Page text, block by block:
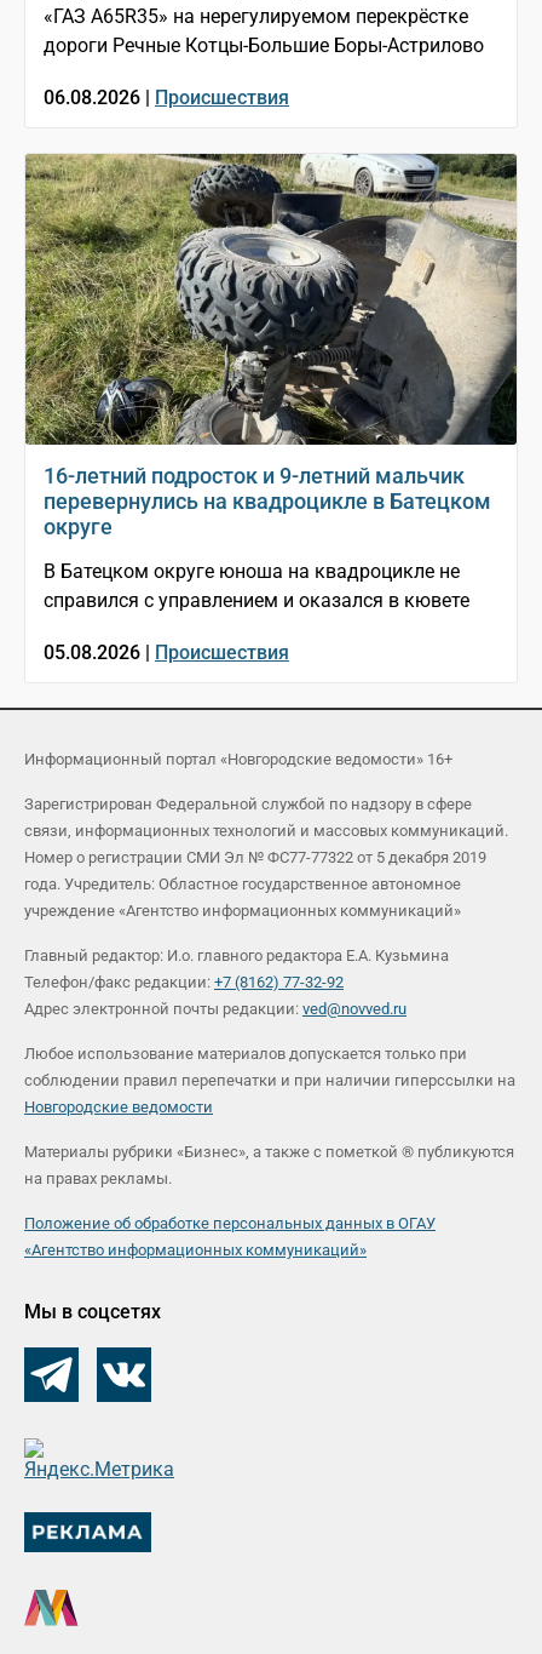
«ГАЗ A65R35» на нерегулируемом перекрёстке
дороги Речные Котцы-Большие Боры-Астрилово
06.08.2026 | Происшествия
16-летний подросток и 9-летний мальчик
перевернулись на квадроцикле в Батецком
округе
В Батецком округе юноша на квадроцикле не
справился с управлением и оказался в кювете
05.08.2026 | Происшествия
Информационный портал «Новгородские ведомости» 16+
Зарегистрирован Федеральной службой по надзору в сфере
связи, информационных технологий и массовых коммуникаций.
Номер о регистрации СМИ Эл № ФС77-77322 от 5 декабря 2019
года. Учредитель: Областное государственное автономное
учреждение «Агентство информационных коммуникаций»
Главный редактор: И.о. главного редактора Е.А. Кузьмина
Телефон/факс редакции: +7 (8162) 77-32-92
Адрес электронной почты редакции: ved@novved.ru
Любое использование материалов допускается только при
соблюдении правил перепечатки и при наличии гиперссылки на
Новгородские ведомости
Материалы рубрики «Бизнес», а также с пометкой ® публикуются
на правах рекламы.
Положение об обработке персональных данных в ОГАУ
«Агентство информационных коммуникаций»
Мы в соцсетях